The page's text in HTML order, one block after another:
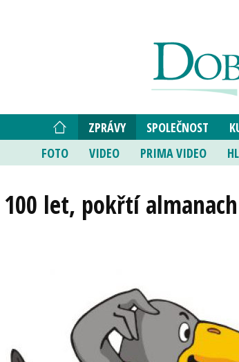
ZPRÁVY SPOLEČNOST
FOTO
VIDEO PRIMA VIDEO
let, pokřtí